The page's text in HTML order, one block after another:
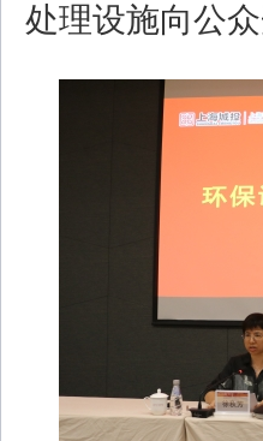
处理设施向公众